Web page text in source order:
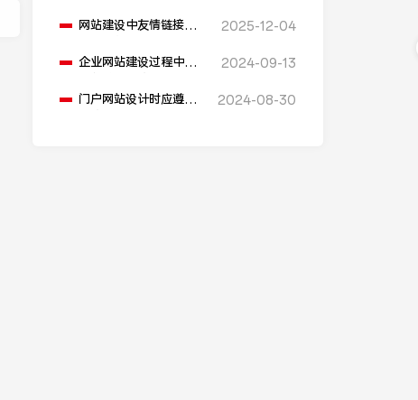
网站建设中友情链接的
2025-12-04
企业网站建设过程中要
2024-09-13
门户网站设计时应遵循
2024-08-30